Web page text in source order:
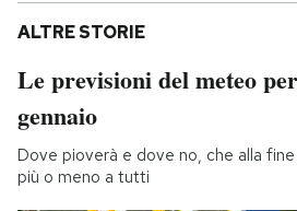
ALTRE STORIE
Le previsioni del meteo
gennaio
Dove pioverà e dove no, che alla
più o meno a tutti